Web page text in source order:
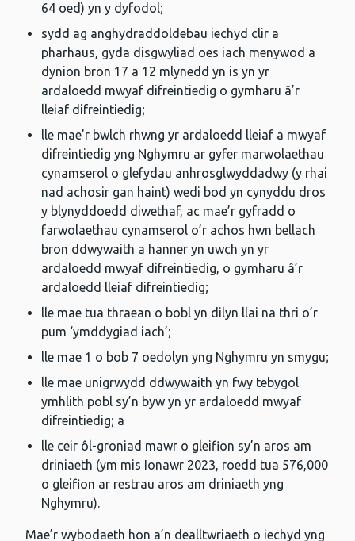
64 oed) yn y dyfodol;
sydd ag anghydraddoldebau iechyd clir a
pharhaus, gyda disgwyliad oes iach menywod a
dynion bron 17 a 12 mlynedd yn is yn yr
ardaloedd mwyaf difreintiedig o gymharu â’r
lleiaf difreintiedig;
lle mae’r bwlch rhwng yr ardaloedd lleiaf a mwyaf
difreintiedig yng Nghymru ar gyfer marwolaethau
cynamserol o glefydau anhrosglwyddadwy (y rhai
nad achosir gan haint) wedi bod yn cynyddu dros
y blynyddoedd diwethaf, ac mae’r gyfradd o
farwolaethau cynamserol o’r achos hwn bellach
bron ddwywaith a hanner yn uwch yn yr
ardaloedd mwyaf difreintiedig, o gymharu â’r
ardaloedd lleiaf difreintiedig;
lle mae tua thraean o bobl yn dilyn llai na thri o’r
pum ‘ymddygiad iach’;
lle mae 1 o bob 7 oedolyn yng Nghymru yn smygu;
lle mae unigrwydd ddwywaith yn fwy tebygol
ymhlith pobl sy’n byw yn yr ardaloedd mwyaf
difreintiedig; a
lle ceir ôl-groniad mawr o gleifion sy’n aros am
driniaeth (ym mis Ionawr 2023, roedd tua 576,000
o gleifion ar restrau aros am driniaeth yng
Nghymru).
Mae’r wybodaeth hon a’n dealltwriaeth o iechyd yng